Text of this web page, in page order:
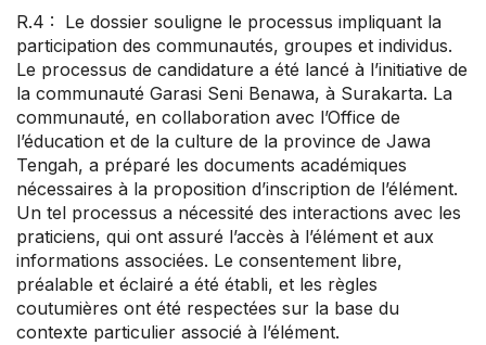
R.4 : Le dossier souligne le processus impliquant la
participation des communautés, groupes et individus.
Le processus de candidature a été lancé à l’initiative de
la communauté Garasi Seni Benawa, à Surakarta. La
communauté, en collaboration avec l’Office de
l’éducation et de la culture de la province de Jawa
Tengah, a préparé les documents académiques
nécessaires à la proposition d’inscription de l’élément.
Un tel processus a nécessité des interactions avec les
praticiens, qui ont assuré l’accès à l’élément et aux
informations associées. Le consentement libre,
préalable et éclairé a été établi, et les règles
coutumières ont été respectées sur la base du
contexte particulier associé à l’élément.